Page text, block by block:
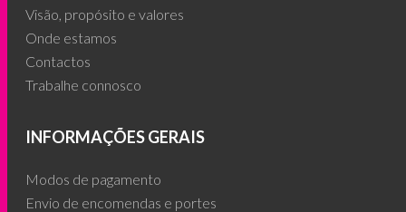
Visão, propósito e valores
Onde estamos
Contactos
Trabalhe connosco
INFORMAÇÕES GERAIS
Modos de pagamento
Envio de encomendas e portes